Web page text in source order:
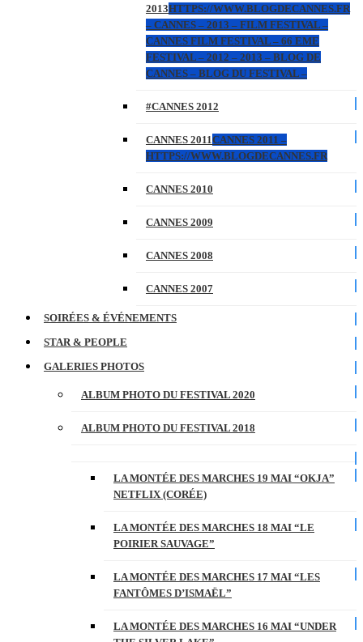
2013HTTPS://WWW.BLOGDECANNES.FR
– CANNES – 2013 – FILM FESTIVAL –
CANNES FILM FESTIVAL – 66 EME
FESTIVAL – 2012 – 2013 – BLOG DE
CANNES – BLOG DU FESTIVAL –
#CANNES 2012
CANNES 2011CANNES 2011 –
HTTPS://WWW.BLOGDECANNES.FR
CANNES 2010
CANNES 2009
CANNES 2008
CANNES 2007
SOIRÉES & ÉVÉNEMENTS
STAR & PEOPLE
GALERIES PHOTOS
ALBUM PHOTO DU FESTIVAL 2020
ALBUM PHOTO DU FESTIVAL 2018
LA MONTÉE DES MARCHES 19 MAI “OKJA”
NETFLIX (CORÉE)
LA MONTÉE DES MARCHES 18 MAI “LE
POIRIER SAUVAGE”
LA MONTÉE DES MARCHES 17 MAI “LES
FANTÔMES D’ISMAËL”
LA MONTÉE DES MARCHES 16 MAI “UNDER